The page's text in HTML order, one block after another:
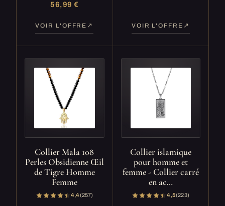
56,99 €
VOIR L'OFFRE VOIR L'OFFRE
Collier Mala 108
Perles Obsidienne Œil
de Tigre Homme
Femme
4,4(257)
Collier islamique
pour homme et
femme - Collier carré
en ac…
4,5(223)